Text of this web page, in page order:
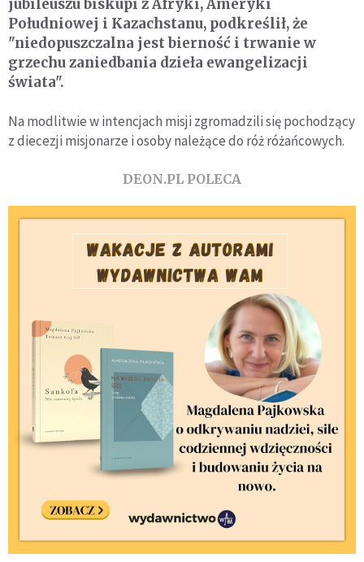
jubileuszu biskupi z Afryki, Ameryki
Południowej i Kazachstanu, podkreślił, że
"niedopuszczalna jest bierność i trwanie w
grzechu zaniedbania dzieła ewangelizacji
świata".
Na modlitwie w intencjach misji zgromadzili się pochodzący
z diecezji misjonarze i osoby należące do róż różańcowych.
DEON.PL POLECA